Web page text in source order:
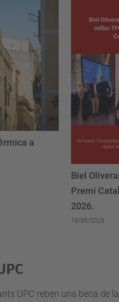
a
Biel
Premi
2026.
10/06/2026
UPC reben una beca de